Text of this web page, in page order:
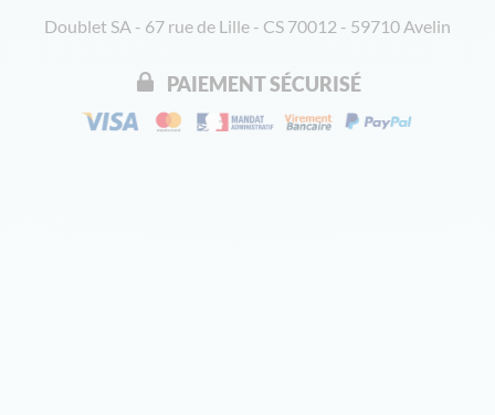
Doublet SA - 67 rue de Lille - CS 70012 - 59710 Avelin
PAIEMENT SÉCURISÉ